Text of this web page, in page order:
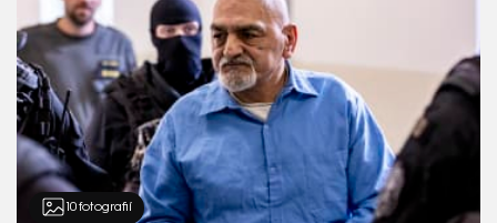
10 fotografií